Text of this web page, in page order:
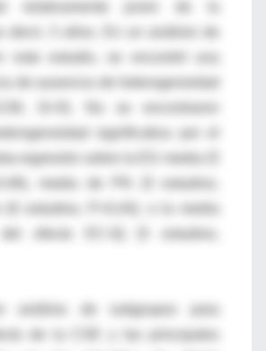
este estudio, se encontró una
de ausencia de heterogeneidad
significativa por el
regresión sobre la EG media (5
análisis de subgrupos para